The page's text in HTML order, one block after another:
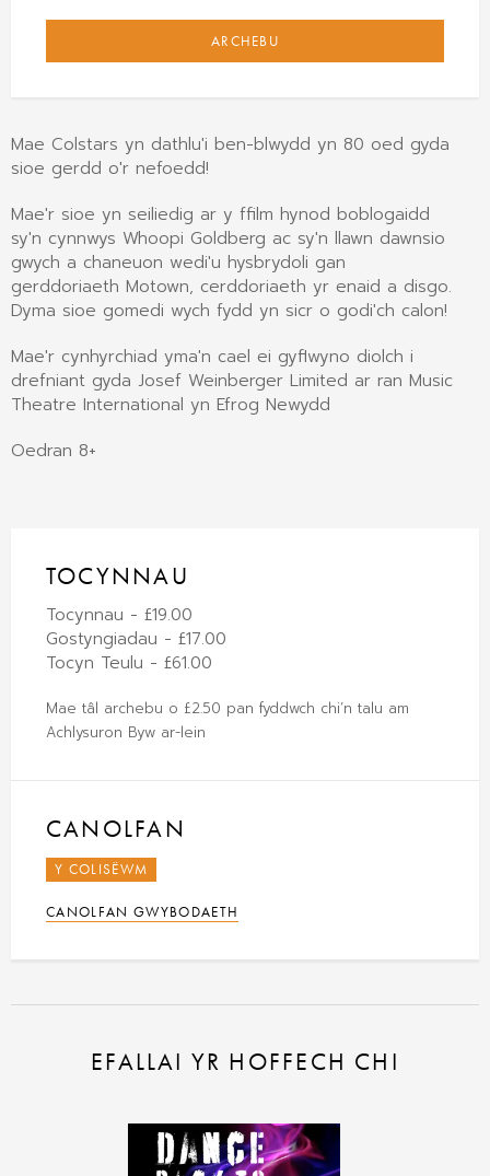
ARCHEBU
Mae Colstars yn dathlu'i ben-blwydd yn 80 oed gyda
sioe gerdd o'r nefoedd!
Mae'r sioe yn seiliedig ar y ffilm hynod boblogaidd
sy'n cynnwys Whoopi Goldberg ac sy'n llawn dawnsio
gwych a chaneuon wedi'u hysbrydoli gan
gerddoriaeth Motown, cerddoriaeth yr enaid a disgo.
Dyma sioe gomedi wych fydd yn sicr o godi'ch calon!
Mae'r cynhyrchiad yma'n cael ei gyflwyno diolch i
drefniant gyda Josef Weinberger Limited ar ran Music
Theatre International yn Efrog Newydd
Oedran 8+
TOCYNNAU
Tocynnau - £19.00
Gostyngiadau - £17.00
Tocyn Teulu - £61.00
Mae tâl archebu o £2.50 pan fyddwch chi’n talu am
Achlysuron Byw ar-lein
CANOLFAN
Y COLISËWM
CANOLFAN GWYBODAETH
EFALLAI YR HOFFECH CHI